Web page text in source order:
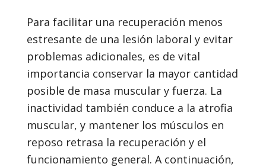
Para facilitar una recuperación menos
estresante de una lesión laboral y evitar
problemas adicionales, es de vital
importancia conservar la mayor cantidad
posible de masa muscular y fuerza. La
inactividad también conduce a la atrofia
muscular, y mantener los músculos en
reposo retrasa la recuperación y el
funcionamiento general. A continuación,